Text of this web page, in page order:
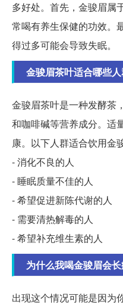
多好处。首先，金骏眉属
常喝有养生保健的功效。
得过多可能会导致失眠。
金骏眉茶叶适合哪些
金骏眉茶叶是一种发酵茶
和咖啡碱等营养成分。适
康。以下人群适合饮用金
- 消化不良的人
- 睡眠质量不佳的人
- 希望促进新陈代谢的人
- 需要清热解毒的人
- 希望补充维生素的人
为什么我喝金骏眉会长
出现这个情况可能是因为